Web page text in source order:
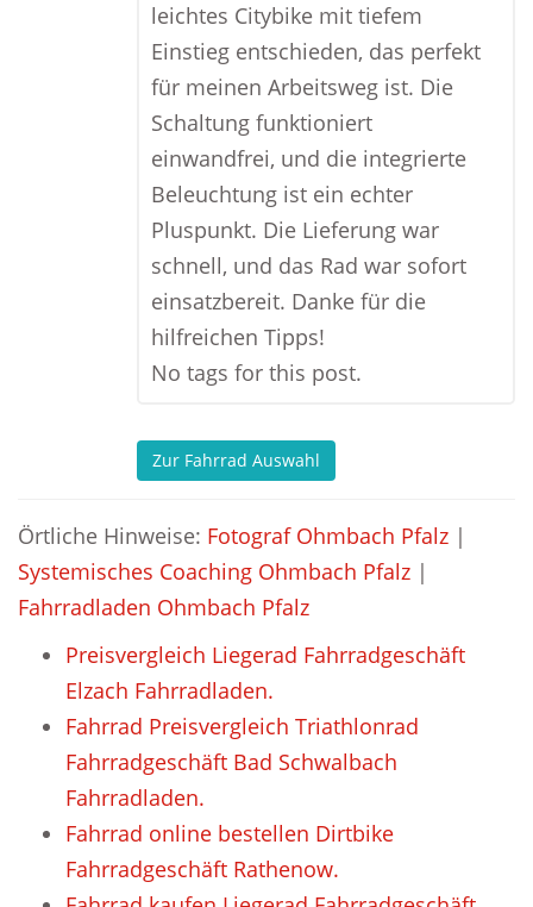
leichtes Citybike mit tiefem
Einstieg entschieden, das perfekt
für meinen Arbeitsweg ist. Die
Schaltung funktioniert
einwandfrei, und die integrierte
Beleuchtung ist ein echter
Pluspunkt. Die Lieferung war
schnell, und das Rad war sofort
einsatzbereit. Danke für die
hilfreichen Tipps!
No tags for this post.
Zur Fahrrad Auswahl
Örtliche Hinweise: Fotograf Ohmbach Pfalz |
Systemisches Coaching Ohmbach Pfalz |
Fahrradladen Ohmbach Pfalz
Preisvergleich Liegerad Fahrradgeschäft
Elzach Fahrradladen.
Fahrrad Preisvergleich Triathlonrad
Fahrradgeschäft Bad Schwalbach
Fahrradladen.
Fahrrad online bestellen Dirtbike
Fahrradgeschäft Rathenow.